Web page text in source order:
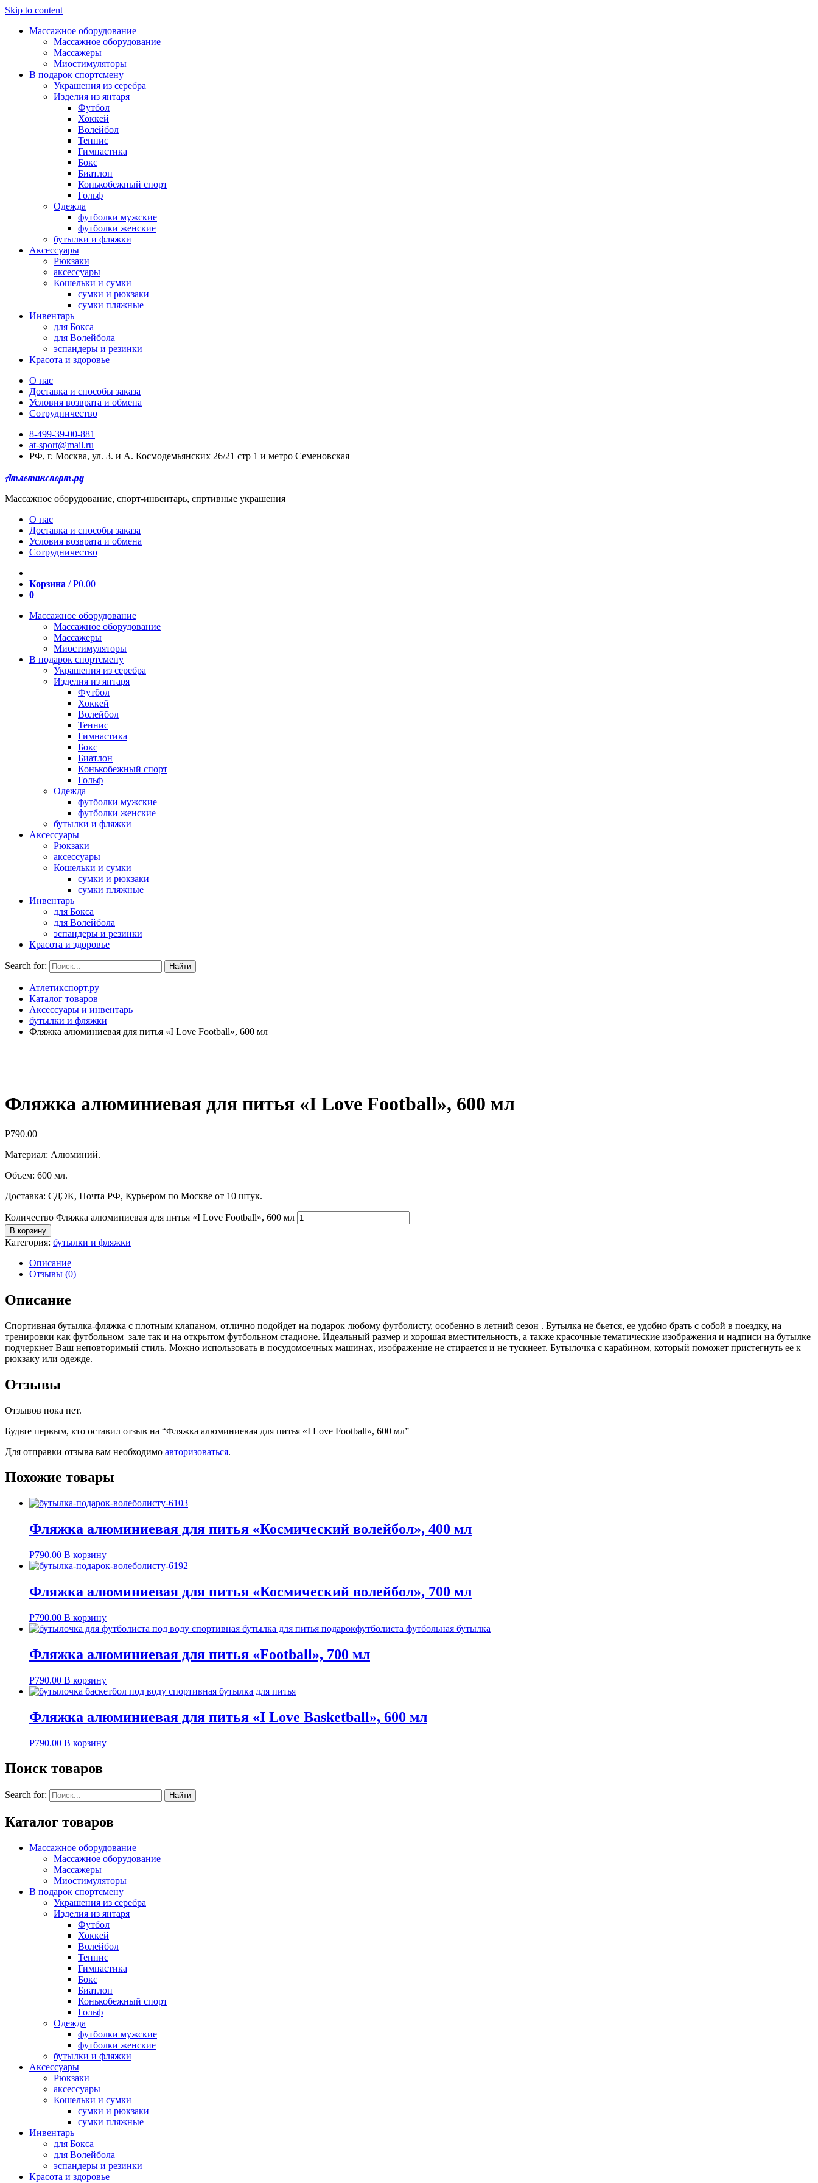
Skip to content
Массажное оборудование
Массажное оборудование
Массажеры
Миостимуляторы
В подарок спортсмену
Украшения из серебра
Изделия из янтаря
Футбол
Хоккей
Волейбол
Теннис
Гимнастика
Бокс
Биатлон
Конькобежный спорт
Гольф
Одежда
футболки мужские
футболки женские
бутылки и фляжки
Аксессуары
Рюкзаки
аксессуары
Кошельки и сумки
сумки и рюкзаки
сумки пляжные
Инвентарь
для Бокса
для Волейбола
эспандеры и резинки
Красота и здоровье
О нас
Доставка и способы заказа
Условия возврата и обмена
Сотрудничество
8-499-39-00-881
at-sport@mail.ru
РФ, г. Москва, ул. З. и А. Космодемьянских 26/21 стр 1 и метро Семеновская
Атлетикспорт.ру
Массажное оборудование, спорт-инвентарь, спртивные украшения
О нас
Доставка и способы заказа
Условия возврата и обмена
Сотрудничество
Корзина /Р0.00
0
Массажное оборудование
Массажное оборудование
Массажеры
Миостимуляторы
В подарок спортсмену
Украшения из серебра
Изделия из янтаря
Футбол
Хоккей
Волейбол
Теннис
Гимнастика
Бокс
Биатлон
Конькобежный спорт
Гольф
Одежда
футболки мужские
футболки женские
бутылки и фляжки
Аксессуары
Рюкзаки
аксессуары
Кошельки и сумки
сумки и рюкзаки
сумки пляжные
Инвентарь
для Бокса
для Волейбола
эспандеры и резинки
Красота и здоровье
Search for:
Атлетикспорт.ру
Каталог товаров
Аксессуары и инвентарь
бутылки и фляжки
Фляжка алюминиевая для питья «I Love Football», 600 мл
Фляжка алюминиевая для питья «I Love Football», 600 мл
Р790.00
Материал: Алюминий.
Объем: 600 мл.
Доставка: СДЭК, Почта РФ, Курьером по Москве от 10 штук.
Количество Фляжка алюминиевая для питья «I Love Football», 600 мл
В корзину
Категория: бутылки и фляжки
Описание
Отзывы (0)
Описание
Спортивная бутылка-фляжка с плотным клапаном, отлично подойдет на подарок любому футболисту, особенно в летний сезон . Бутылка не бьется, ее удобно брать с собой в поездку, на
тренировки как футбольном зале так и на открытом футбольном стадионе. Идеальный размер и хорошая вместительность, а также красочные тематические изображения и надписи на бутылке
подчеркнет Ваш неповторимый стиль. Можно использовать в посудомоечных машинах, изображение не стирается и не тускнеет. Бутылочка с карабином, который поможет пристегнуть ее к
рюкзаку или одежде.
Отзывы
Отзывов пока нет.
Будьте первым, кто оставил отзыв на “Фляжка алюминиевая для питья «I Love Football», 600 мл”
Для отправки отзыва вам необходимо авторизоваться.
Похожие товары
Фляжка алюминиевая для питья «Космический волейбол», 400 мл
Р790.00 В корзину
Фляжка алюминиевая для питья «Космический волейбол», 700 мл
Р790.00 В корзину
Фляжка алюминиевая для питья «Football», 700 мл
Р790.00 В корзину
Фляжка алюминиевая для питья «I Love Basketball», 600 мл
Р790.00 В корзину
Поиск товаров
Search for:
Каталог товаров
Массажное оборудование
Массажное оборудование
Массажеры
Миостимуляторы
В подарок спортсмену
Украшения из серебра
Изделия из янтаря
Футбол
Хоккей
Волейбол
Теннис
Гимнастика
Бокс
Биатлон
Конькобежный спорт
Гольф
Одежда
футболки мужские
футболки женские
бутылки и фляжки
Аксессуары
Рюкзаки
аксессуары
Кошельки и сумки
сумки и рюкзаки
сумки пляжные
Инвентарь
для Бокса
для Волейбола
эспандеры и резинки
Красота и здоровье